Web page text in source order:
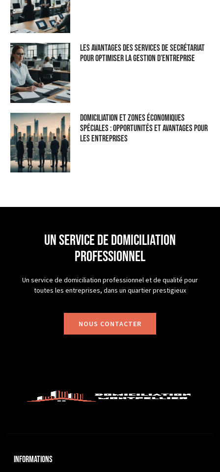
Les Avantages des Services de Secrétariat
pour Optimiser la Gestion d’Entreprise
Domiciliation et Zones Économiques
Spéciales : Opportunités et Avantages pour
les Entreprises
un service de domiciliation
professionnel
Un service de domiciliation professionnel et de qualité pour
toutes les entreprises, dans un quartier prestigieux
NOUS CONTACTER
Informations